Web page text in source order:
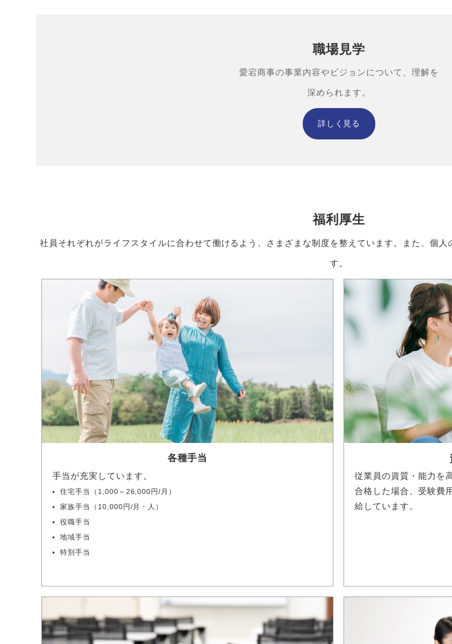
職場見学
愛宕商事の事業内容やビジョンについて、理解を
深められます。
詳しく見る
福利厚生
社員それぞれがライフスタイルに合わせて働けるよう、さまざまな制度を整えています。また、個
す。
各種手当
手当が充実しています。
住宅手当（1,000～26,000円/月）
家族手当（10,000円/月・人）
役職手当
地域手当
特別手当
従業員の資質・能力を
合格した場合、受験費
給しています。